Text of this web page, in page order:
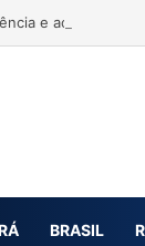
e acusa
BRASIL